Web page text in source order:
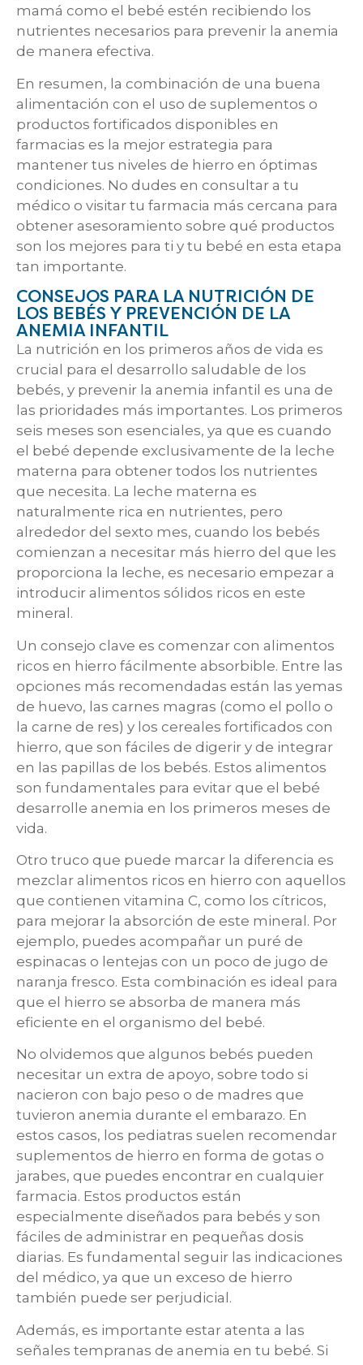
mamá como el bebé estén recibiendo los
nutrientes necesarios para prevenir la anemia
de manera efectiva.
En resumen, la combinación de una buena
alimentación con el uso de suplementos o
productos fortificados disponibles en
farmacias es la mejor estrategia para
mantener tus niveles de hierro en óptimas
condiciones. No dudes en consultar a tu
médico o visitar tu farmacia más cercana para
obtener asesoramiento sobre qué productos
son los mejores para ti y tu bebé en esta etapa
tan importante.
CONSEJOS PARA LA NUTRICIÓN DE
LOS BEBÉS Y PREVENCIÓN DE LA
ANEMIA INFANTIL
La nutrición en los primeros años de vida es
crucial para el desarrollo saludable de los
bebés, y prevenir la anemia infantil es una de
las prioridades más importantes. Los primeros
seis meses son esenciales, ya que es cuando
el bebé depende exclusivamente de la leche
materna para obtener todos los nutrientes
que necesita. La leche materna es
naturalmente rica en nutrientes, pero
alrededor del sexto mes, cuando los bebés
comienzan a necesitar más hierro del que les
proporciona la leche, es necesario empezar a
introducir alimentos sólidos ricos en este
mineral.
Un consejo clave es comenzar con alimentos
ricos en hierro fácilmente absorbible. Entre las
opciones más recomendadas están las yemas
de huevo, las carnes magras (como el pollo o
la carne de res) y los cereales fortificados con
hierro, que son fáciles de digerir y de integrar
en las papillas de los bebés. Estos alimentos
son fundamentales para evitar que el bebé
desarrolle anemia en los primeros meses de
vida.
Otro truco que puede marcar la diferencia es
mezclar alimentos ricos en hierro con aquellos
que contienen vitamina C, como los cítricos,
para mejorar la absorción de este mineral. Por
ejemplo, puedes acompañar un puré de
espinacas o lentejas con un poco de jugo de
naranja fresco. Esta combinación es ideal para
que el hierro se absorba de manera más
eficiente en el organismo del bebé.
No olvidemos que algunos bebés pueden
necesitar un extra de apoyo, sobre todo si
nacieron con bajo peso o de madres que
tuvieron anemia durante el embarazo. En
estos casos, los pediatras suelen recomendar
suplementos de hierro en forma de gotas o
jarabes, que puedes encontrar en cualquier
farmacia. Estos productos están
especialmente diseñados para bebés y son
fáciles de administrar en pequeñas dosis
diarias. Es fundamental seguir las indicaciones
del médico, ya que un exceso de hierro
también puede ser perjudicial.
Además, es importante estar atenta a las
señales tempranas de anemia en tu bebé. Si